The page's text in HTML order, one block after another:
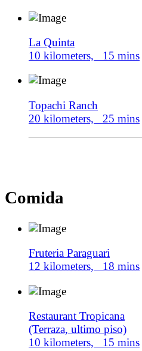
La Quinta
10 kilometers, 15 mins
Topachi Ranch
20 kilometers, 25 mins
Comida
Fruteria Paraguari
12 kilometers, 18 mins
Restaurant Tropicana
(Terraza, ultimo piso)
10 kilometers, 15 mins